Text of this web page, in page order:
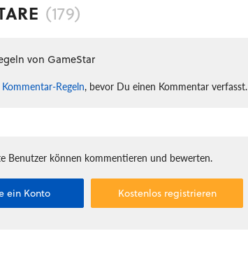
(179)
von GameStar
Kommentar-Regeln, bevor Du einen Kommentar verfasst.
Benutzer können kommentieren und bewerten.
ein Konto Kostenlos registrieren